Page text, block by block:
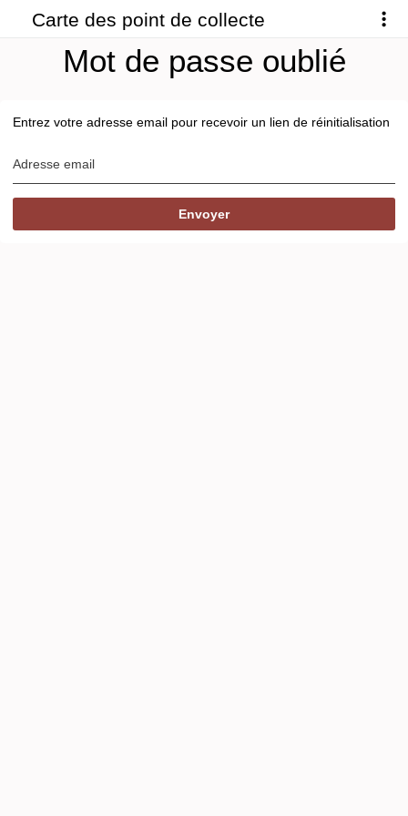
Carte des point de collecte
Mot de passe oublié
Entrez votre adresse email pour recevoir un lien de réinitialisation
Adresse email
Envoyer